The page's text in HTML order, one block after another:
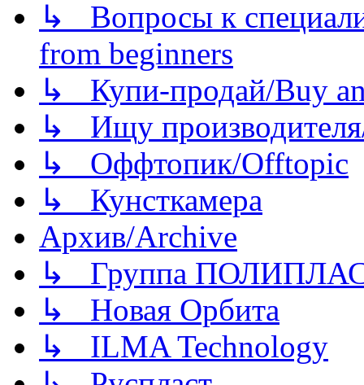
↳ Вопросы к
from beginners
↳ Купи-продай/Buy
↳ Ищу
↳ Оффтопик/Offtopic
↳ Кунсткамера
Архив/Archive
↳ Группа
↳ Новая Орбита
↳ ILMA Technology